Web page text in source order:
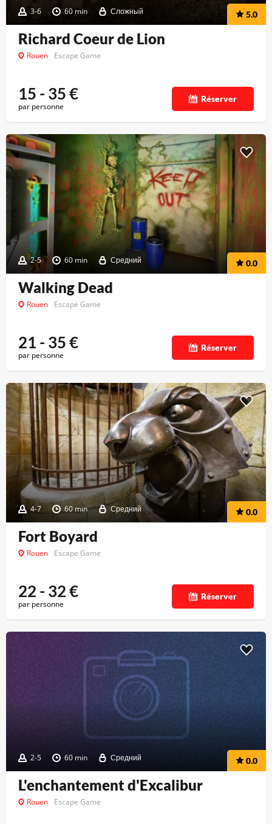
3-6 60 min Сложный 5.0
Richard Coeur de Lion
Rouen Escape Game
15 - 35€
par personne
Réserver
2-5 60 min Средний 0.0
Walking Dead
Rouen Escape Game
21 - 35€
par personne
Réserver
4-7 60 min Средний 0.0
Fort Boyard
Rouen Escape Game
22 - 32€
par personne
Réserver
2-5 60 min Средний 0.0
L'enchantement d'Excalibur
Rouen Escape Game